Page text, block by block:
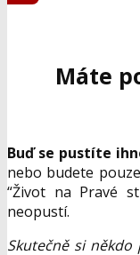
Máte
Buď se pustíte
nebo budete
“Život na Pravé
neopustí.
Skutečně si